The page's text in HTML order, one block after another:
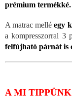
prémium termékké.
A matrac melléegy
a kompresszorral 3
felfújható párnát is
A MI TIPPÜNK